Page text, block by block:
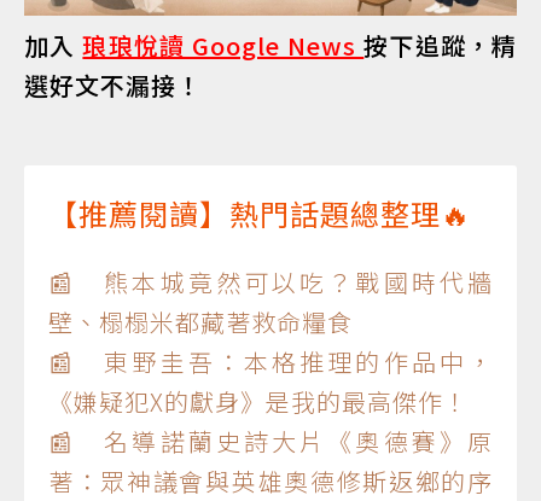
加入琅琅悅讀 Google News按下追蹤，精
選好文不漏接！
【推薦閱讀】熱門話題總整理🔥
📰 熊本城竟然可以吃？戰國時代牆
壁、榻榻米都藏著救命糧食
📰 東野圭吾：本格推理的作品中，
《嫌疑犯X的獻身》是我的最高傑作！
📰 名導諾蘭史詩大片《奧德賽》原
著：眾神議會與英雄奧德修斯返鄉的序